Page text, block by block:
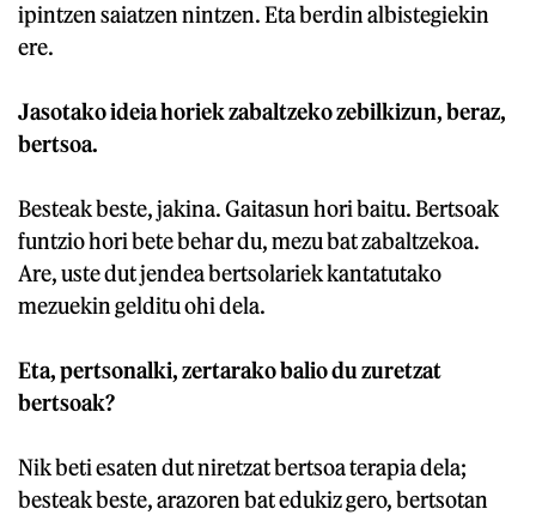
ipintzen saiatzen nintzen. Eta berdin albistegiekin
ere.
Jasotako ideia horiek zabaltzeko zebilkizun, beraz,
bertsoa.
Besteak beste, jakina. Gaitasun hori baitu. Bertsoak
funtzio hori bete behar du, mezu bat zabaltzekoa.
Are, uste dut jendea bertsolariek kantatutako
mezuekin gelditu ohi dela.
Eta, pertsonalki, zertarako balio du zuretzat
bertsoak?
Nik beti esaten dut niretzat bertsoa terapia dela;
besteak beste, arazoren bat edukiz gero, bertsotan